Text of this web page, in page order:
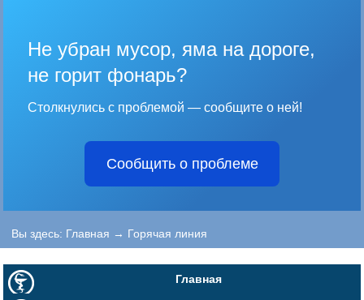
Не убран мусор, яма на дороге,
не горит фонарь?
Столкнулись с проблемой — сообщите о ней!
Сообщить о проблеме
Вы здесь: Главная → Горячая линия
Главная